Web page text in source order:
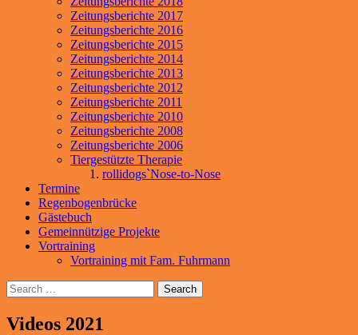
Zeitungsberichte 2017
Zeitungsberichte 2016
Zeitungsberichte 2015
Zeitungsberichte 2014
Zeitungsberichte 2013
Zeitungsberichte 2012
Zeitungsberichte 2011
Zeitungsberichte 2010
Zeitungsberichte 2008
Zeitungsberichte 2006
Tiergestützte Therapie
rollidogs`Nose-to-Nose
Termine
Regenbogenbrücke
Gästebuch
Gemeinnützige Projekte
Vortraining
Vortraining mit Fam. Fuhrmann
Search
Videos 2021